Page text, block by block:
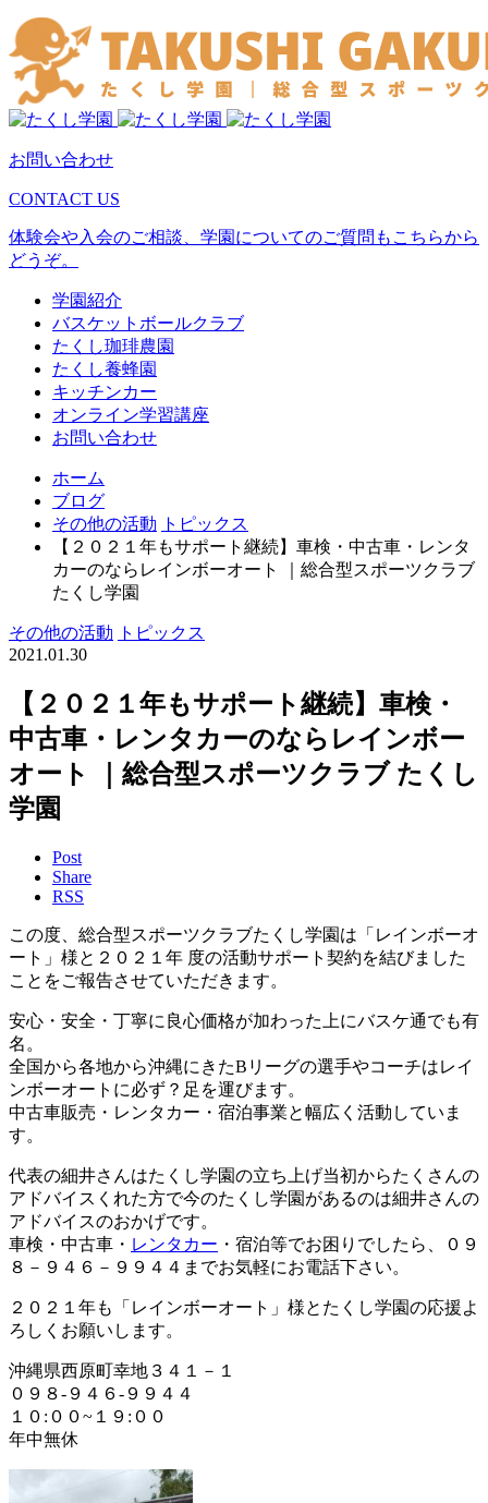
お問い合わせ
CONTACT US
体験会や入会のご相談、学園についてのご質問もこちらから
どうぞ。
学園紹介
バスケットボールクラブ
たくし珈琲農園
たくし養蜂園
キッチンカー
オンライン学習講座
お問い合わせ
ホーム
ブログ
その他の活動
トピックス
【２０２１年もサポート継続】車検・中古車・レンタ
カーのならレインボーオート ｜総合型スポーツクラブ
たくし学園
その他の活動
トピックス
2021.01.30
【２０２１年もサポート継続】車検・
中古車・レンタカーのならレインボー
オート ｜総合型スポーツクラブ たくし
学園
Post
Share
RSS
この度、総合型スポーツクラブたくし学園は「レインボーオ
ート」様と２０２１年 度の活動サポート契約を結びました
ことをご報告させていただきます。
安心・安全・丁寧に良心価格が加わった上にバスケ通でも有
名。
全国から各地から沖縄にきたBリーグの選手やコーチはレイ
ンボーオートに必ず？足を運びます。
中古車販売・レンタカー・宿泊事業と幅広く活動していま
す。
代表の細井さんはたくし学園の立ち上げ当初からたくさんの
アドバイスくれた方で今のたくし学園があるのは細井さんの
アドバイスのおかげです。
車検・中古車・ レンタカー ・宿泊等でお困りでしたら、０９
８－９４６－９９４４までお気軽にお電話下さい。
２０２１年も「レインボーオート」様とたくし学園の応援よ
ろしくお願いします。
沖縄県西原町幸地３４１－１
０９８-９４６-９９４４
１０:００~１９:００
年中無休